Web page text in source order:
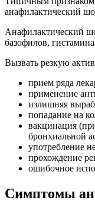
анафилактический
Анафилактический
базофилов,
Вызвать резкую
прием ряда
применение
излишняя
попадание на
вакцинация
бронхиальной
употребление
прохождение
ошибочное
Симптомы